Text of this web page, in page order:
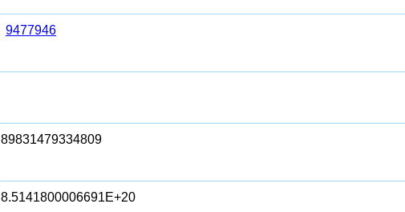
9477946
89831479334809
8.5141800006691E+20